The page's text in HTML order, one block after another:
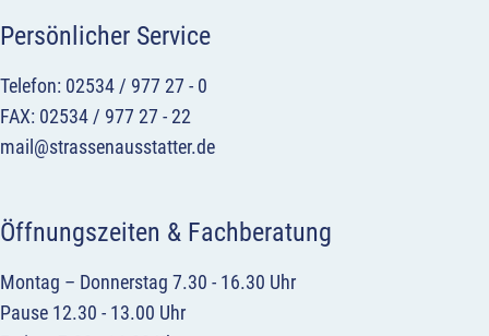
Persönlicher Service
Telefon: 02534 / 977 27 - 0
FAX: 02534 / 977 27 - 22
mail@strassenausstatter.de
Öffnungszeiten & Fachberatung
Montag – Donnerstag 7.30 - 16.30 Uhr
Pause 12.30 - 13.00 Uhr